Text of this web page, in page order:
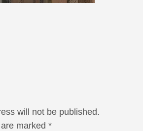
will not be published.
marked *